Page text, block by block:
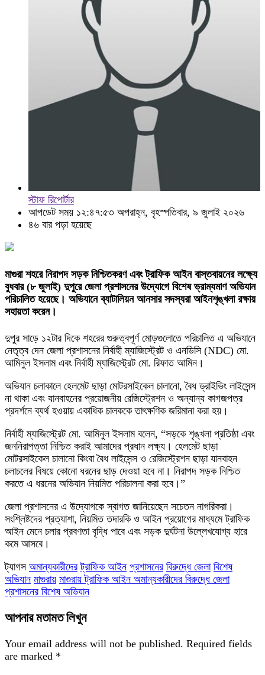
স্টাফ রিপোর্টার
আপডেট সময় ১২:৪৭:৫৩ অপরাহ্ন, বৃহস্পতিবার, ৯ জুলাই ২০২৬
৪৬ বার পড়া হয়েছে
মাগুরা শহরে নিরাপদ সড়ক নিশ্চিতকরণ এবং ট্রাফিক আইন বাস্তবায়নের লক্ষ্যে
বুধবার (৮ জুলাই) দুপুরে জেলা প্রশাসনের উদ্যোগে বিশেষ ভ্রাম্যমাণ অভিযান
পরিচালিত হয়েছে। অভিযানে ব্যাটালিয়ন আনসার সদস্যরা আইনশৃঙ্খলা রক্ষায়
সহায়তা করেন।
দুপুর সাড়ে ১২টার দিকে শহরের গুরুত্বপূর্ণ মোড়গুলোতে পরিচালিত এ অভিযানে
নেতৃত্ব দেন জেলা প্রশাসনের নির্বাহী ম্যাজিস্ট্রেট ও এনডিসি (NDC) মো.
আমিনুল ইসলাম এবং নির্বাহী ম্যাজিস্ট্রেট মো. রিফাত আমিন।
অভিযান চলাকালে হেলমেট ছাড়া মোটরসাইকেল চালানো, বৈধ ড্রাইভিং লাইসেন্স
না থাকা এবং যানবাহনের প্রয়োজনীয় রেজিস্ট্রেশন ও অন্যান্য কাগজপত্র
প্রদর্শনে ব্যর্থ হওয়ায় একাধিক চালককে তাৎক্ষণিক জরিমানা করা হয়।
নির্বাহী ম্যাজিস্ট্রেট মো. আমিনুল ইসলাম বলেন, “সড়কে শৃঙ্খলা প্রতিষ্ঠা এবং
জননিরাপত্তা নিশ্চিত করাই আমাদের প্রধান লক্ষ্য। হেলমেট ছাড়া
মোটরসাইকেল চালানো কিংবা বৈধ লাইসেন্স ও রেজিস্ট্রেশন ছাড়া যানবাহন
চলাচলের বিষয়ে কোনো ধরনের ছাড় দেওয়া হবে না। নিরাপদ সড়ক নিশ্চিত
করতে এ ধরনের অভিযান নিয়মিত পরিচালনা করা হবে।”
জেলা প্রশাসনের এ উদ্যোগকে স্বাগত জানিয়েছেন সচেতন নাগরিকরা।
সংশ্লিষ্টদের প্রত্যাশা, নিয়মিত তদারকি ও আইন প্রয়োগের মাধ্যমে ট্রাফিক
আইন মেনে চলার প্রবণতা বৃদ্ধি পাবে এবং সড়ক দুর্ঘটনা উল্লেখযোগ্য হারে
কমে আসবে।
ট্যাগস অমান্যকারীদের ট্রাফিক আইন প্রশাসনের বিরুদ্ধে জেলা বিশেষ
অভিযান মাগুরায় মাগুরায় ট্রাফিক আইন অমান্যকারীদের বিরুদ্ধে জেলা
প্রশাসনের বিশেষ অভিযান
আপনার মতামত লিখুন
Your email address will not be published. Required fields
are marked *